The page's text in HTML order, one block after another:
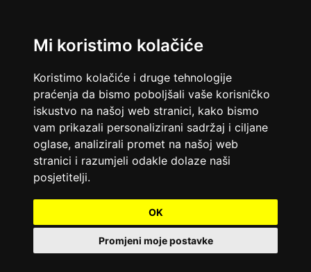
Mi koristimo kolačiće
Koristimo kolačiće i druge tehnologije
praćenja da bismo poboljšali vaše korisničko
iskustvo na našoj web stranici, kako bismo
vam prikazali personalizirani sadržaj i ciljane
oglase, analizirali promet na našoj web
stranici i razumjeli odakle dolaze naši
posjetitelji.
OK
Promjeni moje postavke